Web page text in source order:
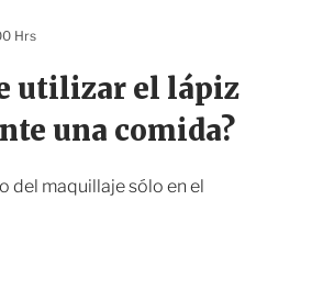
utilizar el lápiz
una comida?
del maquillaje sólo en el
Hrs